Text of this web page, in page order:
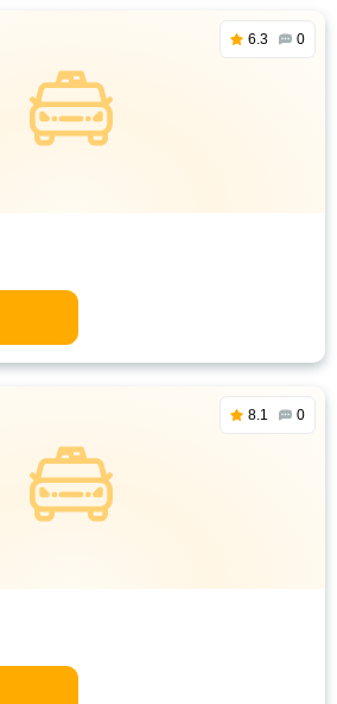
6.3 0
8.1 0